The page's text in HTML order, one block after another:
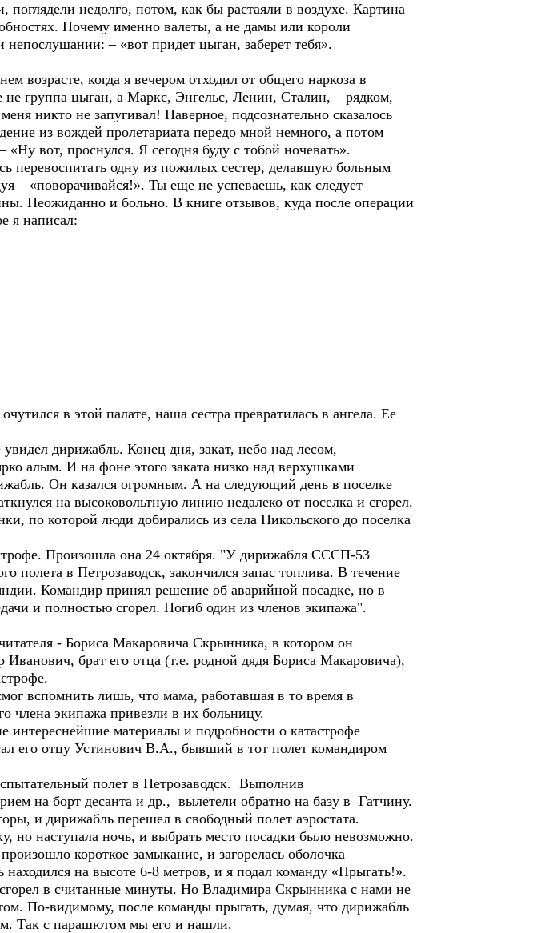
недолго, потом, как бы растаяли в воздухе. Картина
Почему именно валеты, а не дамы или короли
– «вот придет цыган, заберет тебя».
когда я вечером отходил от общего наркоза в
группа цыган, а Маркс, Энгельс, Ленин, Сталин, – рядком,
никто не запугивал! Наверное, подсознательно сказалось
из вождей пролетариата передо мной немного, а потом
вот, проснулся. Я сегодня буду с тобой ночевать».
одну из пожилых сестер, делавшую больным
– «поворачивайся!». Ты еще не успеваешь, как следует
Неожиданно и больно. В книге отзывов, куда после операции
я написал:
в этой палате, наша сестра превратилась в ангела. Ее
дирижабль. Конец дня, закат, небо над лесом,
алым. И на фоне этого заката низко над верхушками
Он казался огромным. А на следующий день в поселке
на высоковольтную линию недалеко от поселка и сгорел.
по которой люди добирались из села Никольского до поселка
Произошла она 24 октября. "У дирижабля СССП-53
в Петрозаводск, закончился запас топлива. В течение
Командир принял решение об аварийной посадке, но в
и полностью сгорел. Погиб один из членов экипажа".
- Бориса Макаровича Скрынника, в котором он
брат его отца (т.е. родной дядя Бориса Макаровича),
вспомнить лишь, что мама, работавшая в то время в
члена экипажа привезли в их больницу.
материалы и подробности о катастрофе
его отцу Устинович В.А., бывший в тот полет командиром
полет в Петрозаводск. Выполнив
на борт десанта и др., вылетели обратно на базу в Гатчину.
и дирижабль перешел в свободный полет аэростата.
но наступала ночь, и выбрать место посадки было невозможно.
короткое замыкание, и загорелась оболочка
на высоте 6-8 метров, и я подал команду «Прыгать!».
в считанные минуты. Но Владимира Скрынника с нами не
По-видимому, после команды прыгать, думая, что дирижабль
Так с парашютом мы его и нашли.